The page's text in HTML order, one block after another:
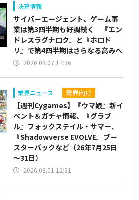
決算情報
サイバーエージェント、ゲーム事
業は第3四半期も好調続く 『エン
ドレスラグナロク』と『ホロド
リ』で第4四半期はさらなる高みへ
2026.08.07 17:36
業界ニュース 業界向け
【週刊Cygames】『ウマ娘』新イ
ベント＆ガチャ情報、『グラブ
ル』フォックステイル・サマー、
『Shadowverse EVOLVE』ブー
スターパックなど（26年7月25日
～31日）
2026.08.01 12:31